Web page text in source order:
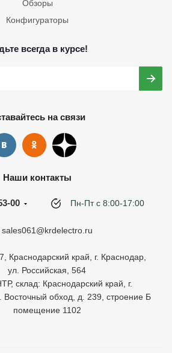
Обзоры
Конфигураторы
всегда в курсе!
на связи
Наши контакты
00 Пн-Пт с 8:00-17:00
sales061@krdelectro.ru
Краснодарский край, г. Краснодар,
ул. Российская, 564
склад: Краснодарский край, г.
Восточный обход, д. 239, строение Б
помещение 1102